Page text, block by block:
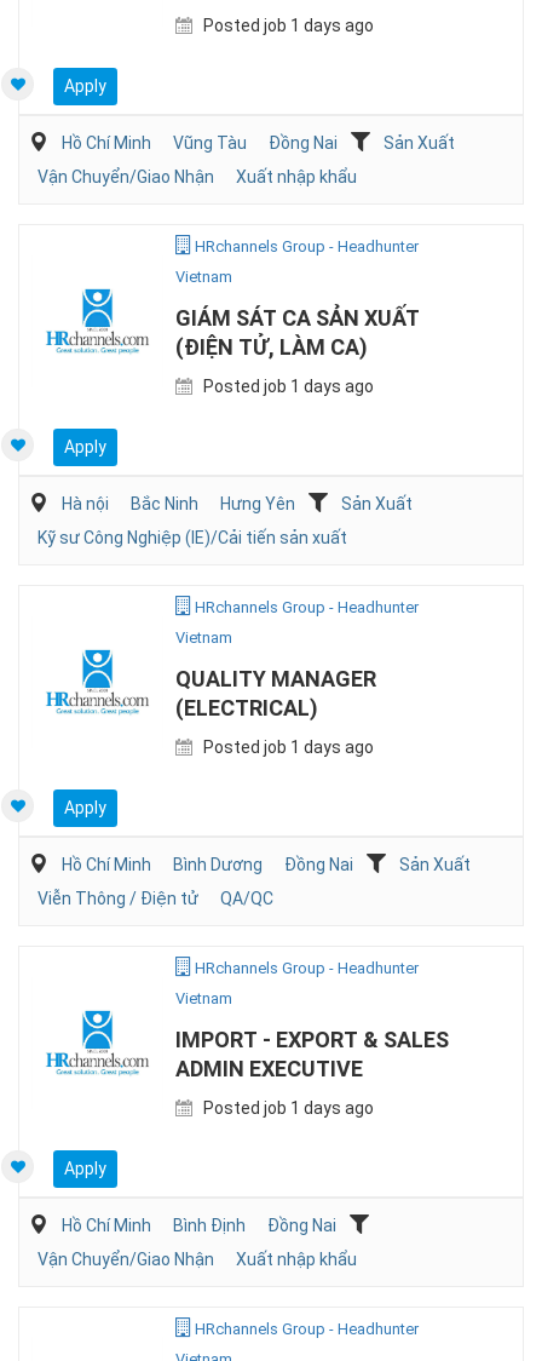
SPECIALIST (EPE)
Posted job 1 days ago
Apply
Hồ Chí Minh Vũng Tàu Đồng Nai
Sản Xuất
Vận Chuyển/Giao Nhận
Xuất nhập khẩu
HRchannels Group - Headhunter
Vietnam
GIÁM SÁT CA SẢN XUẤT
(ĐIỆN TỬ, LÀM CA)
Posted job 1 days ago
Apply
Hà nội Bắc Ninh Hưng Yên
Sản Xuất
Kỹ sư Công Nghiệp (IE)/Cải tiến sản xuất
HRchannels Group - Headhunter
Vietnam
QUALITY MANAGER
(ELECTRICAL)
Posted job 1 days ago
Apply
Hồ Chí Minh Bình Dương Đồng Nai
Sản Xuất
Viễn Thông / Điện tử
QA/QC
HRchannels Group - Headhunter
Vietnam
IMPORT - EXPORT & SALES
ADMIN EXECUTIVE
Posted job 1 days ago
Apply
Hồ Chí Minh Bình Định
Đồng Nai
Vận Chuyển/Giao Nhận
Xuất nhập khẩu
HRchannels Group - Headhunter